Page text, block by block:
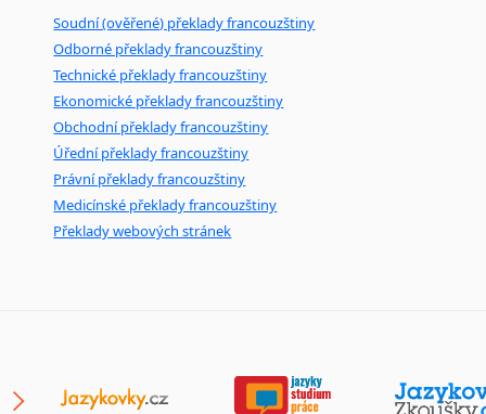
Soudní (ověřené) překlady francouzštiny
Odborné překlady francouzštiny
Technické překlady francouzštiny
Ekonomické překlady francouzštiny
Obchodní překlady francouzštiny
Úřední překlady francouzštiny
Právní překlady francouzštiny
Medicínské překlady francouzštiny
Překlady webových stránek